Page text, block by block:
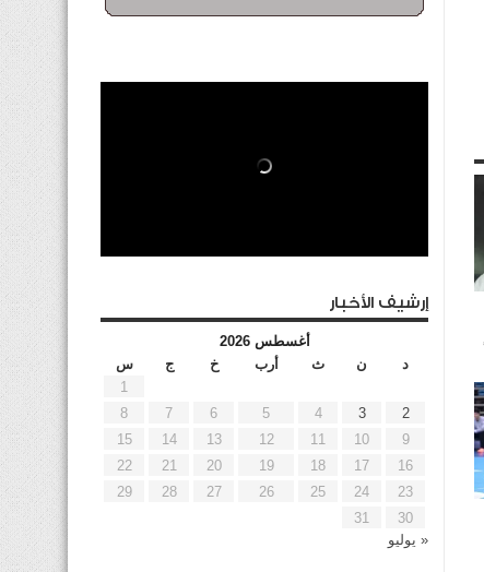
إرشيف الأخبار
أغسطس 2026
د
ن ث أرب خ ج
س
1
2
3
4
5
6
7
8
9
10
11
12
13
14
15
16
17
18
19
20
21
22
23
24
25
26
27
28
29
30
31
« يوليو